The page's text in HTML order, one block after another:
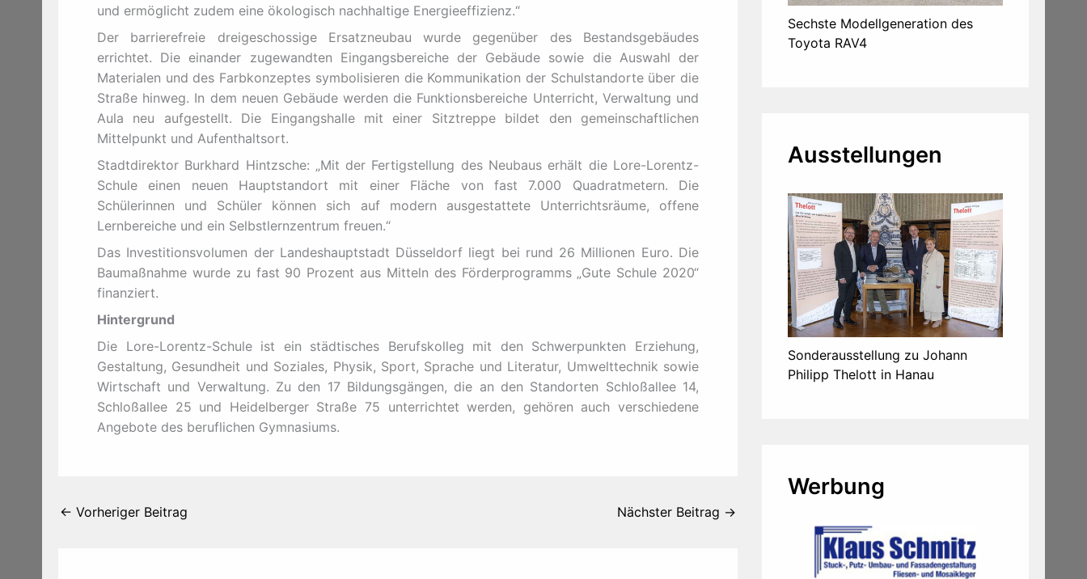
und ermöglicht zudem eine ökologisch nachhaltige Energieeffizienz.“
Der barrierefreie dreigeschossige Ersatzneubau wurde gegenüber des Bestandsgebäudes
errichtet. Die einander zugewandten Eingangsbereiche der Gebäude sowie die Auswahl der
Materialen und des Farbkonzeptes symbolisieren die Kommunikation der Schulstandorte über die
Straße hinweg. In dem neuen Gebäude werden die Funktionsbereiche Unterricht, Verwaltung und
Aula neu aufgestellt. Die Eingangshalle mit einer Sitztreppe bildet den gemeinschaftlichen
Mittelpunkt und Aufenthaltsort.
Stadtdirektor Burkhard Hintzsche: „Mit der Fertigstellung des Neubaus erhält die Lore-Lorentz-
Schule einen neuen Hauptstandort mit einer Fläche von fast 7.000 Quadratmetern. Die
Schülerinnen und Schüler können sich auf modern ausgestattete Unterrichtsräume, offene
Lernbereiche und ein Selbstlernzentrum freuen.“
Das Investitionsvolumen der Landeshauptstadt Düsseldorf liegt bei rund 26 Millionen Euro. Die
Baumaßnahme wurde zu fast 90 Prozent aus Mitteln des Förderprogramms „Gute Schule 2020“
finanziert.
Hintergrund
Die Lore-Lorentz-Schule ist ein städtisches Berufskolleg mit den Schwerpunkten Erziehung,
Gestaltung, Gesundheit und Soziales, Physik, Sport, Sprache und Literatur, Umwelttechnik sowie
Wirtschaft und Verwaltung. Zu den 17 Bildungsgängen, die an den Standorten Schloßallee 14,
Schloßallee 25 und Heidelberger Straße 75 unterrichtet werden, gehören auch verschiedene
Angebote des beruflichen Gymnasiums.
← Vorheriger Beitrag Nächster Beitrag →
Sechste Modellgeneration des
Toyota RAV4
Ausstellungen
Sonderausstellung zu Johann
Philipp Thelott in Hanau
Werbung